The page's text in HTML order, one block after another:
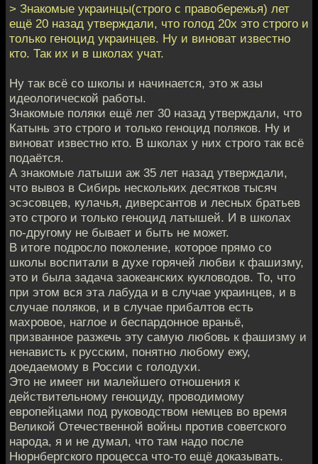
> Знакомые украинцы(строго с правобережья) лет
ещё 20 назад утверждали, что голод 20х это строго и
только геноцид украинцев. Ну и виноват известно
кто. Так их и в школах учат.
Ну так всё со школы и начинается, это ж азы
идеологической работы.
Знакомые поляки ещё лет 30 назад утверждали, что
Катынь это строго и только геноцид поляков. Ну и
виноват известно кто. В школах у них строго так всё
подаётся.
А знакомые латыши аж 35 лет назад утверждали,
что вывоз в Сибирь нескольких десятков тысяч
эсэсовцев, кулачья, диверсантов и лесных братьев
это строго и только геноцид латышей. И в школах
по-другому не бывает и быть не может.
В итоге подросло поколение, которое прямо со
школы воспитали в духе горячей любви к фашизму,
это и была задача заокеанских кукловодов. То, что
при этом вся эта лабуда и в случае украинцев, и в
случае поляков, и в случае прибалтов есть
махровое, наглое и беспардонное враньё,
призванное разжечь эту самую любовь к фашизму и
ненависть к русским, понятно любому ежу,
доедаемому в России с голодухи.
Это не имеет ни малейшего отношения к
действительному геноциду, проводимому
европейцами под руководством немцев во время
Великой Отечественной войны против советского
народа, я и не думал, что там надо после
Нюрнбергского процесса что-то ещё доказывать.